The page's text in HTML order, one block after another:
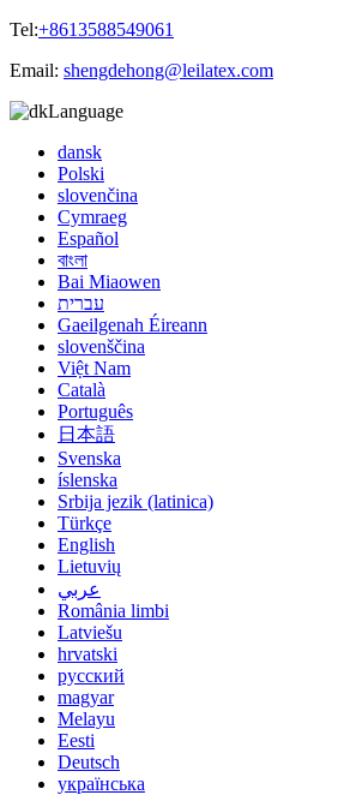
Tel:+8613588549061
Email: shengdehong@leilatex.com
Language
dansk
Polski
slovenčina
Cymraeg
Español
বাংলা
Bai Miaowen
עברית
Gaeilgenah Éireann
slovenščina
Việt Nam
Català
Português
日本語
Svenska
íslenska
Srbija jezik (latinica)
Türkçe
English
Lietuvių
عربي
România limbi
Latviešu
hrvatski
русский
magyar
Melayu
Eesti
Deutsch
українська